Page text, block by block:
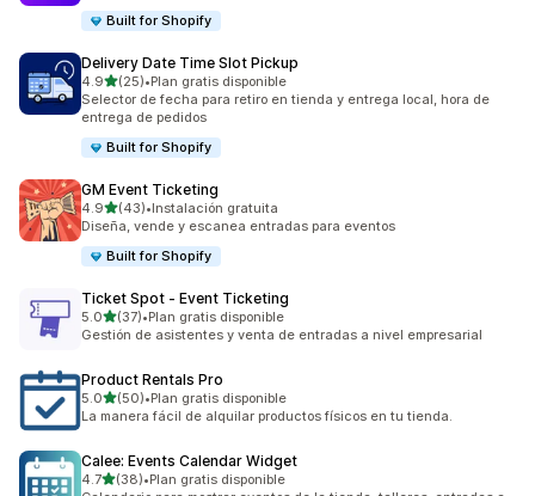
Built for Shopify
Delivery Date Time Slot Pickup
4.9de 5 estrellas
(25)
25 reseñas en total
•Plan gratis disponible
Selector de fecha para retiro en tienda y entrega local, hora de
entrega de pedidos
Built for Shopify
GM Event Ticketing
4.9de 5 estrellas
(43)
43 reseñas en total
•Instalación gratuita
Diseña, vende y escanea entradas para eventos
Built for Shopify
Ticket Spot ‑ Event Ticketing
5.0de 5 estrellas
(37)
37 reseñas en total
•Plan gratis disponible
Gestión de asistentes y venta de entradas a nivel empresarial
Product Rentals Pro
5.0de 5 estrellas
(50)
50 reseñas en total
•Plan gratis disponible
La manera fácil de alquilar productos físicos en tu tienda.
Calee: Events Calendar Widget
4.7de 5 estrellas
(38)
38 reseñas en total
•Plan gratis disponible